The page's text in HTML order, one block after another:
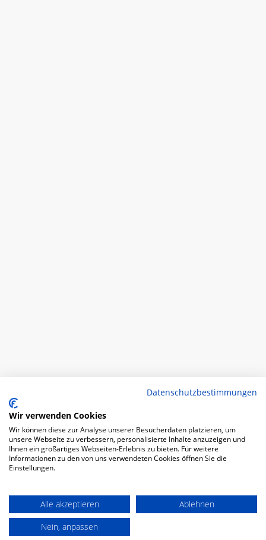
Datenschutzbestimmungen
Wir verwenden Cookies
Wir können diese zur Analyse unserer Besucherdaten platzieren, um
unsere Webseite zu verbessern, personalisierte Inhalte anzuzeigen und
Ihnen ein großartiges Webseiten-Erlebnis zu bieten. Für weitere
Informationen zu den von uns verwendeten Cookies öffnen Sie die
Einstellungen.
Alle akzeptieren
Ablehnen
Nein, anpassen